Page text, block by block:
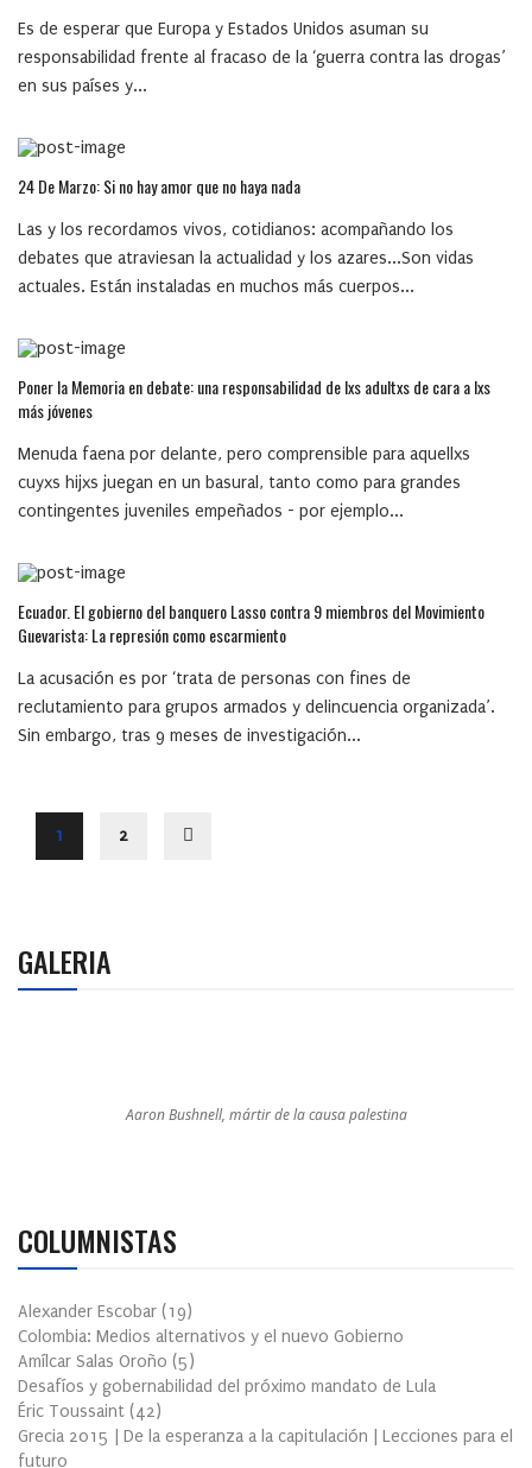
Es de esperar que Europa y Estados Unidos asuman su
responsabilidad frente al fracaso de la ‘guerra contra las drogas’
en sus países y...
24 De Marzo: Si no hay amor que no haya nada
Las y los recordamos vivos, cotidianos: acompañando los
debates que atraviesan la actualidad y los azares...Son vidas
actuales. Están instaladas en muchos más cuerpos...
Poner la Memoria en debate: una responsabilidad de lxs adultxs de cara a lxs
más jóvenes
Menuda faena por delante, pero comprensible para aquellxs
cuyxs hijxs juegan en un basural, tanto como para grandes
contingentes juveniles empeñados - por ejemplo...
Ecuador. El gobierno del banquero Lasso contra 9 miembros del Movimiento
Guevarista: La represión como escarmiento
La acusación es por ‘trata de personas con fines de
reclutamiento para grupos armados y delincuencia organizada’.
Sin embargo, tras 9 meses de investigación...
1 2
GALERIA
Aaron Bushnell, mártir de la causa palestina
COLUMNISTAS
Alexander Escobar (19)
Colombia: Medios alternativos y el nuevo Gobierno
Amílcar Salas Oroño (5)
Desafíos y gobernabilidad del próximo mandato de Lula
Éric Toussaint (42)
Grecia 2015 | De la esperanza a la capitulación | Lecciones para el
futuro